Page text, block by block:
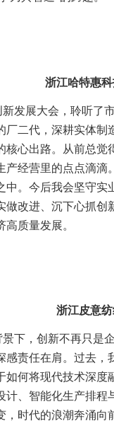
浙江哈特惠
发展大会，聆听了
厂二代，深耕实体
核心出路。从前总
经营里的点点滴滴
中。今后我会坚守
做改进、沉下心抓
质量发展。
浙江皮意
下，创新不再只是
责任在肩。 过去，
如何将现代技术深
计、智能化生产排
，时代的浪潮奔涌向